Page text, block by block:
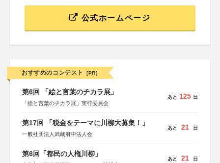
公式ホームページ
おすすめのコンテスト [PR]
第6回 「絵と言葉のチカラ展」
「絵と言葉のチカラ展」実行委員会
あと 125 日
第17回 「税金をテーマに川柳大募集！」
一般社団法人武蔵府中法人会
あと 21 日
第6回「都民の人権川柳」
あと 21 日